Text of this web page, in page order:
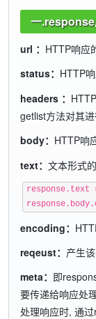
一
url ： HTTP响应
status： HTTP
headers ：
getlist方法对其
body： HTTP响
text： 文本形式
response.text
encoding：
reqeust： 产生
meta： 即
要传递给响应处
处理响应时, 通